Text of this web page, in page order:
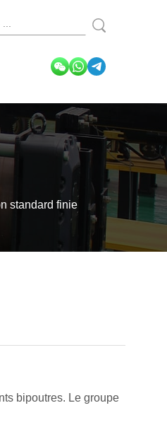
standard finie
bipoutres. Le groupe